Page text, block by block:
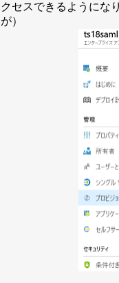
クセスできるようにな
が）